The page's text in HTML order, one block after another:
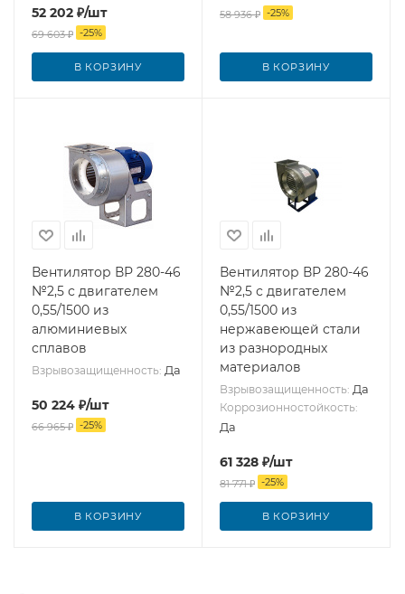
52 202 ₽/шт
69 603₽ -25%
В КОРЗИНУ
58 936₽ -25%
В КОРЗИНУ
Вентилятор ВР 280-46
№2,5 с двигателем
0,55/1500 из
алюминиевых
сплавов
Взрывозащищенность: Да
50 224 ₽/шт
66 965₽ -25%
В КОРЗИНУ
Вентилятор ВР 280-46
№2,5 с двигателем
0,55/1500 из
нержавеющей стали
из разнородных
материалов
Взрывозащищенность: Да
Коррозионностойкость:
Да
61 328 ₽/шт
81 771₽ -25%
В КОРЗИНУ